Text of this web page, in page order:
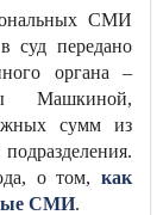
СМИ
суд передано
органа –
Машкиной,
сумм из
о том, как
СМИ.